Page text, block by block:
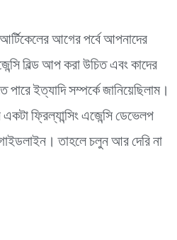
আর্টিকেলের আগের পর্বে আপনাদের
বিল্ড আপ করা উচিত এবং কাদের
পারে ইত্যাদি সম্পর্কে জানিয়েছিলাম।
ফ্রিল্যান্সিং এজেন্সি ডেভেলপ
তাহলে চলুন আর দেরি না